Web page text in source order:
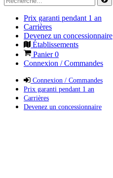
Prix garanti pendant 1 an
Carrières
Devenez un concessionnaire
Établissements
Panier0
Connexion / Commandes
Connexion / Commandes
Prix garanti pendant 1 an
Carrières
Devenez un concessionnaire